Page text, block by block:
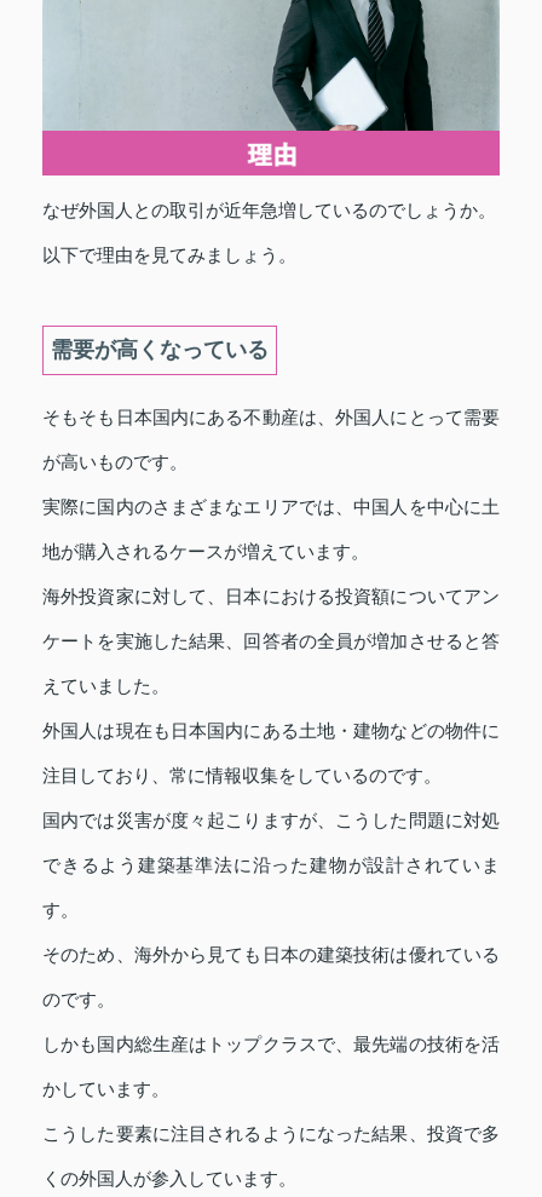
なぜ外国人との取引が近年急増しているのでしょうか。
以下で理由を見てみましょう。
需要が高くなっている
そもそも日本国内にある不動産は、外国人にとって需要
が高いものです。
実際に国内のさまざまなエリアでは、中国人を中心に土
地が購入されるケースが増えています。
海外投資家に対して、日本における投資額についてアン
ケートを実施した結果、回答者の全員が増加させると答
えていました。
外国人は現在も日本国内にある土地・建物などの物件に
注目しており、常に情報収集をしているのです。
国内では災害が度々起こりますが、こうした問題に対処
できるよう建築基準法に沿った建物が設計されていま
す。
そのため、海外から見ても日本の建築技術は優れている
のです。
しかも国内総生産はトップクラスで、最先端の技術を活
かしています。
こうした要素に注目されるようになった結果、投資で多
くの外国人が参入しています。